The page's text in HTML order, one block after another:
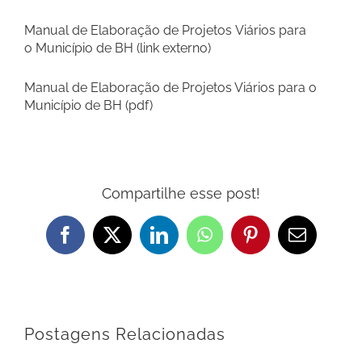
Manual de Elaboração de Projetos Viários para
o Município de BH (link externo)
Manual de Elaboração de Projetos Viários para o
Município de BH (pdf)
Compartilhe esse post!
Facebook
X LinkedInWhatsApp
Pinterest
E-
mail
Postagens Relacionadas